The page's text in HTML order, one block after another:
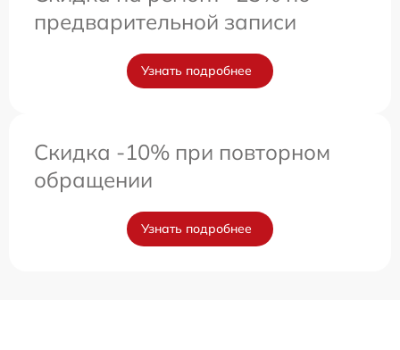
предварительной записи
Узнать подробнее
Скидка -10% при повторном
обращении
Узнать подробнее